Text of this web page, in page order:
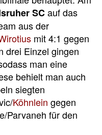
SCauf das
aus der
mit 4:1 gegen
drei Einzel gingen
man eine
behielt man auch
siegten
Köhnlein gegen
Parvaneh für den